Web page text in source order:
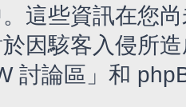
這些資訊在您
因駭客入侵所
討論區」和